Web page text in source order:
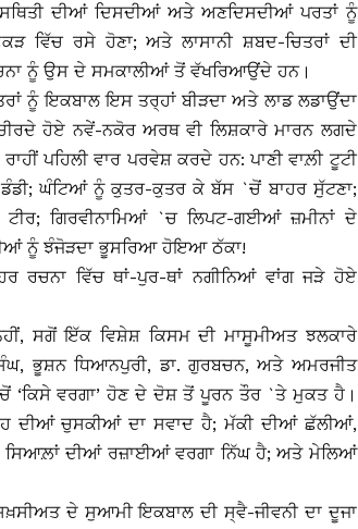
ਦੀਆਂ ਦਿਸਦੀਆਂ ਅਤੇ ਅਣਦਿਸਦੀਆਂ ਪਰਤਾਂ ਨੂੰ
ਵਿੱਚ ਰਸੇ ਹੋਣਾ; ਅਤੇ ਲਾਸਾਨੀ ਸ਼ਬਦ-ਚਿਤਰਾਂ ਦੀ
ਨੂੰ ਉਸ ਦੇ ਸਮਕਾਲੀਆਂ ਤੋਂ ਵੱਖਰਿਆਉਂਦੇ ਹਨ।
ਨੂੰ ਇਕਬਾਲ ਇਸ ਤਰ੍ਹਾਂ ਬੀੜਦਾ ਅਤੇ ਲਾਡ ਲਡਾਉਂਦਾ
ਹੋਏ ਨਵੇਂ-ਨਕੋਰ ਅਰਥ ਵੀ ਲਿਸ਼ਕਾਰੇ ਮਾਰਨ ਲਗਦੇ
ਪਹਿਲੀ ਵਾਰ ਪਰਵੇਸ਼ ਕਰਦੇ ਹਨ: ਪਾਣੀ ਵਾਲ਼ੀ ਟੂਟੀ
ਘੰਟਿਆਂ ਨੂੰ ਕੁਤਰ-ਕੁਤਰ ਕੇ ਬੱਸ `ਚੋਂ ਬਾਹਰ ਸੁੱਟਣਾ;
ਗਿਰਵੀਨਾਮਿਆਂ `ਚ ਲਿਪਟ-ਗਈਆਂ ਜ਼ਮੀਨਾਂ ਦੇ
ਨੂੰ ਝੰਜੋੜਦਾ ਭੂਸਰਿਆ ਹੋਇਆ ਠੱਕਾ!
ਵਿੱਚ ਥਾਂ-ਪੁਰ-ਥਾਂ ਨਗੀਨਿਆਂ ਵਾਂਗ ਜੜੇ ਹੋਏ
ਸਗੋਂ ਇੱਕ ਵਿਸ਼ੇਸ਼ ਕਿਸਮ ਦੀ ਮਾਸੂਮੀਅਤ ਝਲਕਾਰੇ
ਭੂਸ਼ਨ ਧਿਆਨਪੁਰੀ, ਡਾ. ਗੁਰਬਚਨ, ਅਤੇ ਅਮਰਜੀਤ
‘ਕਿਸੇ ਵਰਗਾ’ ਹੋਣ ਦੇ ਦੋਸ਼ ਤੋਂ ਪੂਰਨ ਤੌਰ `ਤੇ ਮੁਕਤ ਹੈ।
ਦੀਆਂ ਚੁਸਕੀਆਂ ਦਾ ਸਵਾਦ ਹੈ; ਮੱਕੀ ਦੀਆਂ ਛੱਲੀਆਂ,
ਸਿਆਲ਼ਾਂ ਦੀਆਂ ਰਜ਼ਾਈਆਂ ਵਰਗਾ ਨਿੱਘ ਹੈ; ਅਤੇ ਮੇਲਿਆਂ
ਦੇ ਸੁਆਮੀ ਇਕਬਾਲ ਦੀ ਸ੍ਵੈ-ਜੀਵਨੀ ਦਾ ਦੂਜਾ